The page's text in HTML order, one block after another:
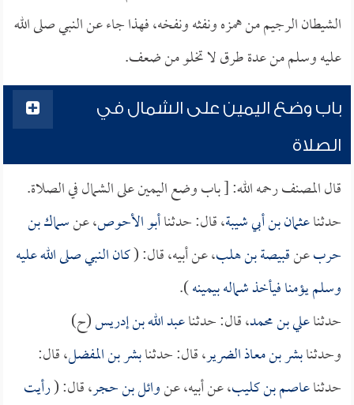
الشيطان الرجيم من همزه ونفثه ونفخه، فهذا جاء عن النبي صلى الله
عليه وسلم من عدة طرق لا تخلو من ضعف.
باب وضع اليمين على الشمال في
الصلاة
قال المصنف رحمه الله: [ باب وضع اليمين على الشمال في الصلاة.
حدثناعثمان بن أبي شيبة، قال: حدثناأبو الأحوص، عنسماك بن
حربعنقبيصة بن هلب، عن أبيه، قال: (كان النبي صلى الله عليه
وسلم يؤمنا فيأخذ شماله بيمينه).
حدثناعلي بن محمد، قال: حدثناعبد الله بن إدريس(ح)
وحدثنابشر بن معاذ الضرير، قال: حدثنابشر بن المفضل، قال:
حدثناعاصم بن كليب، عن أبيه، عنوائل بن حجر، قال: (رأيت